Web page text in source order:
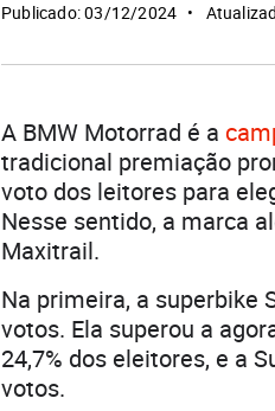
Publicado: 03/12/2024
A BMW Motorrad é a
tradicional premiação
voto dos leitores para
Nesse sentido, a marca
Maxitrail.
Na primeira, a superbike
votos. Ela superou a
24,7% dos eleitores, e a
votos.